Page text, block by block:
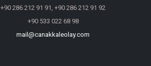
+90 286 212 91 91, +90 286 212 91 92
+90 533 022 68 98
mail@canakkaleolay.com